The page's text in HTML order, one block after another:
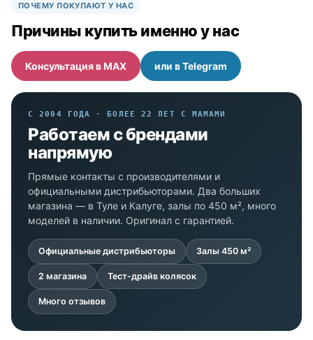
ПОЧЕМУ ПОКУПАЮТ У НАС
Причины купить именно у нас
Консультация в MAX или в Telegram
С 2004 ГОДА · БОЛЕЕ 22 ЛЕТ С МАМАМИ
Работаем с брендами
напрямую
Прямые контакты с производителями и
официальными дистрибьюторами. Два больших
магазина — в Туле и Калуге, залы по 450 м², много
моделей в наличии. Оригинал с гарантией.
Официальные дистрибьюторы Залы 450 м²
2 магазина Тест-драйв колясок
Много отзывов